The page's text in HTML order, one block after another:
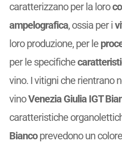
caratterizzano per la loro
ampelografica, ossia per i
loro produzione, per le
per le specifiche
vino. I vitigni che rientrano
vinoVenezia Giulia IGT
caratteristiche
Biancoprevedono un colore